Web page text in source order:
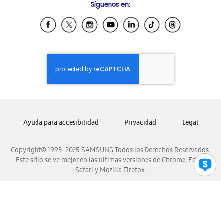
Samsung Ecuador
Samsung El Salvador
Samsung Honduras
Samsung Nicaragua
Samsung Panamá
Samsung Venezuela
Síguenos en:
Copyright© 1995-2025 SAMSUNG Todos los Derechos Reservados.
Este sitio se ve mejor en las últimas versiones de Chrome, Edge,
Safari y Mozilla Firefox.
Ayuda para accesibilidad Privacidad Legal